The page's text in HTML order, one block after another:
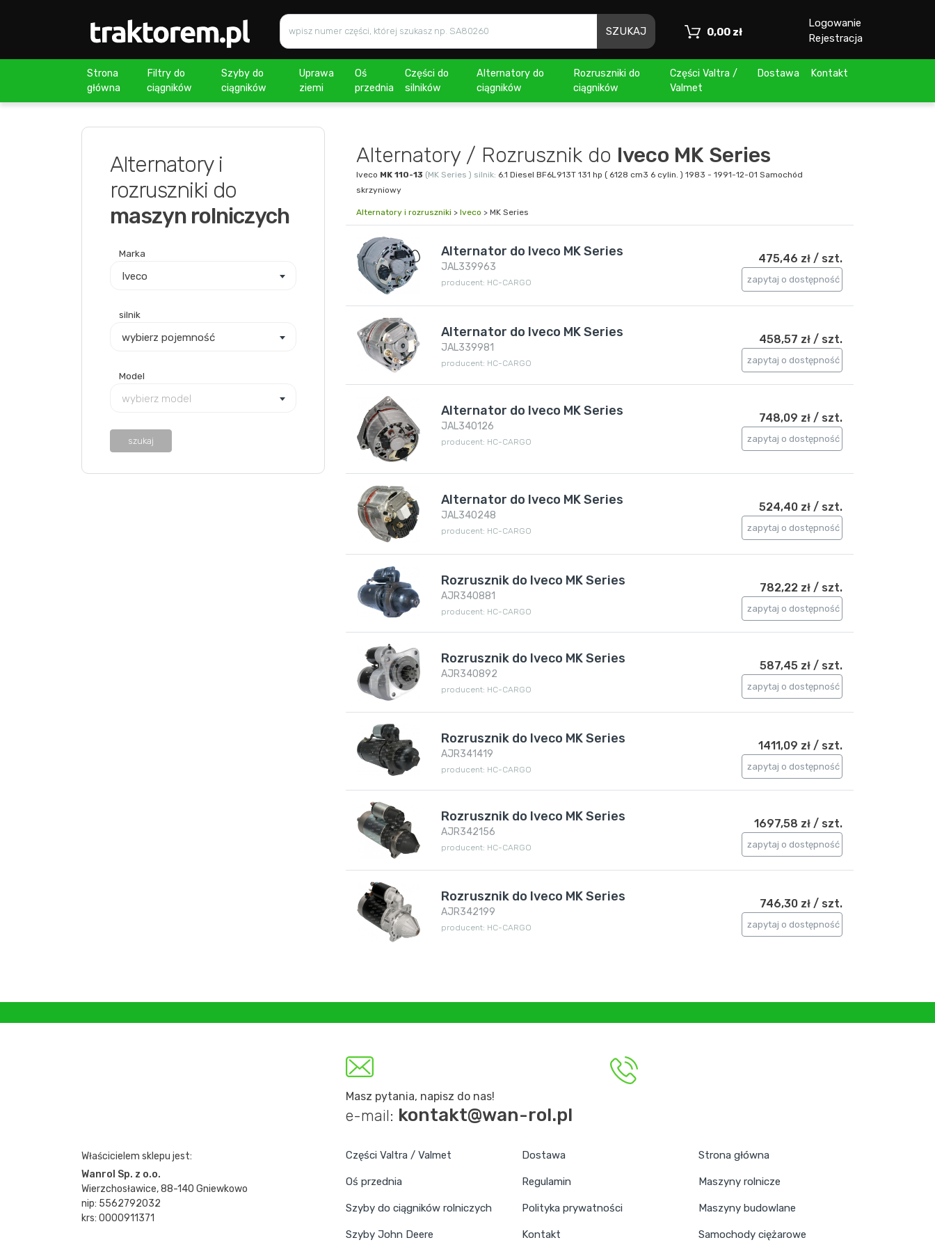
SZUKAJ 0,00 zł Toggle Dropdown
Logowanie
Rejestracja
Strona
główna
Filtry do
ciągników
Szyby do
ciągników
Uprawa
ziemi
Oś
przednia
Części do
silników
Alternatory do
ciągników
Rozruszniki do
ciągników
Części Valtra /
Valmet
Dostawa Kontakt
Alternatory i
rozruszniki do
maszyn rolniczych
Marka
Iveco
silnik
wybierz pojemność
Model
wybierz model
szukaj
Alternatory / Rozrusznik do Iveco MK Series
Iveco MK 110-13 (MK Series ) silnik: 6.1 Diesel BF6L913T 131 hp ( 6128 cm3 6 cylin. ) 1983 - 1991-12-01 Samochód
skrzyniowy
Alternatory i rozruszniki > Iveco > MK Series
Alternator do Iveco MK Series
JAL339963
producent: HC-CARGO
475,46 zł / szt.
zapytaj o dostępność
Alternator do Iveco MK Series
JAL339981
producent: HC-CARGO
458,57 zł / szt.
zapytaj o dostępność
Alternator do Iveco MK Series
JAL340126
producent: HC-CARGO
748,09 zł / szt.
zapytaj o dostępność
Alternator do Iveco MK Series
JAL340248
producent: HC-CARGO
524,40 zł / szt.
zapytaj o dostępność
Rozrusznik do Iveco MK Series
AJR340881
producent: HC-CARGO
782,22 zł / szt.
zapytaj o dostępność
Rozrusznik do Iveco MK Series
AJR340892
producent: HC-CARGO
587,45 zł / szt.
zapytaj o dostępność
Rozrusznik do Iveco MK Series
AJR341419
producent: HC-CARGO
1411,09 zł / szt.
zapytaj o dostępność
Rozrusznik do Iveco MK Series
AJR342156
producent: HC-CARGO
1697,58 zł / szt.
zapytaj o dostępność
Rozrusznik do Iveco MK Series
AJR342199
producent: HC-CARGO
746,30 zł / szt.
zapytaj o dostępność
Masz pytania, napisz do nas!
e-mail: kontakt@wan-rol.pl
Właścicielem sklepu jest:
Wanrol Sp. z o.o.
Wierzchosławice, 88-140 Gniewkowo
nip: 5562792032
krs: 0000911371
Części Valtra / Valmet
Oś przednia
Szyby do ciągników rolniczych
Szyby John Deere
Dostawa
Regulamin
Polityka prywatności
Kontakt
Strona główna
Maszyny rolnicze
Maszyny budowlane
Samochody ciężarowe